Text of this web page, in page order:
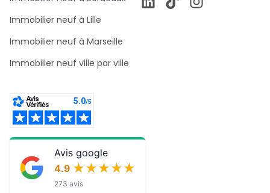
Immobilier neuf à Lille
Immobilier neuf à Marseille
Immobilier neuf ville par ville
Avis google
4.9 ★★★★★
★★★★★
273 avis